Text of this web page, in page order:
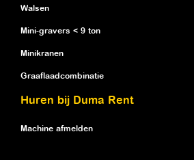
Walsen
Mini-gravers < 9 ton
Minikranen
Graaflaadcombinatie
Huren bij Duma Rent
Machine afmelden